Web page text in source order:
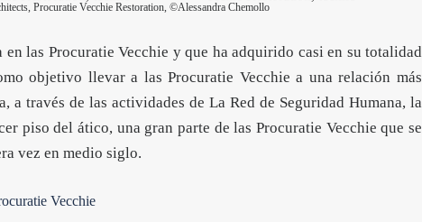
Procuratie Vecchie Restoration, ©Alessandra Chemollo
en las Procuratie Vecchie y que ha adquirido casi en su totalidad
objetivo llevar a las Procuratie Vecchie a una relación más
, a través de las actividades de La Red de Seguridad Humana, la
piso del ático, una gran parte de las Procuratie Vecchie que se
vez en medio siglo.
Vecchie